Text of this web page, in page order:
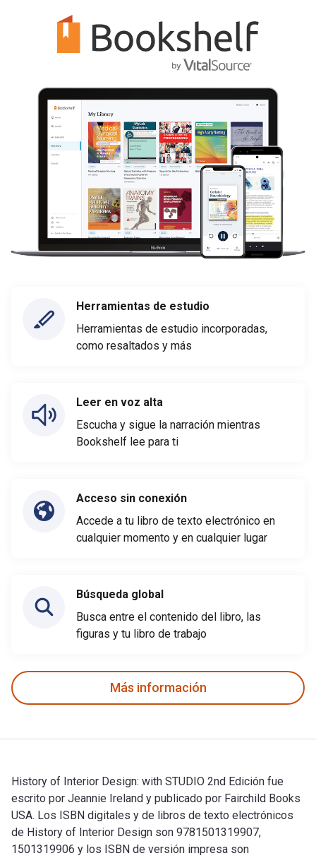
Herramientas de estudio
Herramientas de estudio incorporadas,
como resaltados y más
Leer en voz alta
Escucha y sigue la narración mientras
Bookshelf lee para ti
Acceso sin conexión
Accede a tu libro de texto electrónico en
cualquier momento y en cualquier lugar
Búsqueda global
Busca entre el contenido del libro, las
figuras y tu libro de trabajo
Más información
History of Interior Design: with STUDIO 2nd Edición fue
escrito por Jeannie Ireland y publicado por Fairchild Books
USA. Los ISBN digitales y de libros de texto electrónicos
de History of Interior Design son 9781501319907,
1501319906 y los ISBN de versión impresa son